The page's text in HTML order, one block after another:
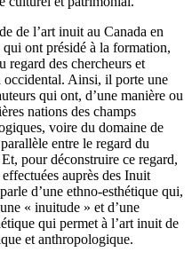
de l’art inuit au Canada en
qui ont présidé à la formation,
regard des chercheurs et
occidental. Ainsi, il porte une
qui ont, d’une manière ou
nations des champs
voire du domaine de
entre le regard du
pour déconstruire ce regard,
auprès des Inuit
d’une ethno-esthétique qui,
« inuitude » et d’une
qui permet à l’art inuit de
et anthropologique.